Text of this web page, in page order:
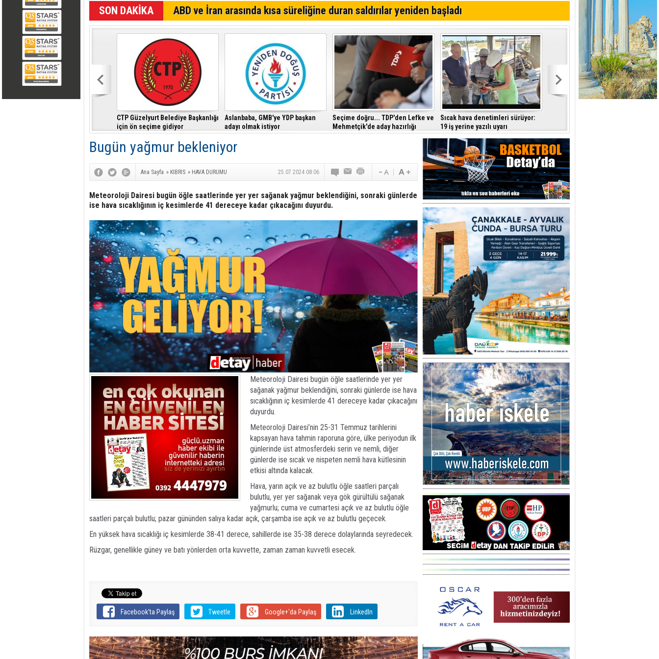
CTP, Cezaevi Disiplin Tüzüğü’nde yapılan değişiklikleri Anayasa
Mahkemesi’ne taşıdı
Girne – Çamlıbel ana yolunda ölümlü kaza… Turan Obalı yaşamını yitirdi
SON DAKİKA ABD ve İran arasında kısa süreliğine duran saldırılar yeniden başladı
CTP Güzelyurt Belediye Başkanlığı
için ön seçime gidiyor
Aslanbaba, GMB'ye YDP başkan
adayı olmak istiyor
Seçime doğru... TDP'den Lefke ve
Mehmetçik'de aday hazırlığı
Sıcak hava denetimleri sürüyor:
19 iş yerine yazılı uyarı
Bugün yağmur bekleniyor
Ana Sayfa » KIBRIS » HAVA DURUMU 25.07.2024 08:06
Meteoroloji Dairesi bugün öğle saatlerinde yer yer sağanak yağmur beklendiğini, sonraki günlerde
ise hava sıcaklığının iç kesimlerde 41 dereceye kadar çıkacağını duyurdu.
Meteoroloji Dairesi bugün öğle saatlerinde yer yer
sağanak yağmur beklendiğini, sonraki günlerde ise hava
sıcaklığının iç kesimlerde 41 dereceye kadar çıkacağını
duyurdu.
Meteoroloji Dairesi’nin 25-31 Temmuz tarihlerini
kapsayan hava tahmin raporuna göre, ülke periyodun ilk
günlerinde üst atmosferdeki serin ve nemli, diğer
günlerde ise sıcak ve nispeten nemli hava kütlesinin
etkisi altında kalacak.
Hava, yarın açık ve az bulutlu öğle saatleri parçalı
bulutlu, yer yer sağanak veya gök gürültülü sağanak
yağmurlu; cuma ve cumartesi açık ve az bulutlu öğle
saatleri parçalı bulutlu; pazar gününden salıya kadar açık, çarşamba ise açık ve az bulutlu geçecek.
En yüksek hava sıcaklığı iç kesimlerde 38-41 derece, sahillerde ise 35-38 derece dolaylarında seyredecek.
Rüzgar, genellikle güney ve batı yönlerden orta kuvvette, zaman zaman kuvvetli esecek.
Facebook'ta Paylaş Tweetle Google+'da Paylaş LinkedIn